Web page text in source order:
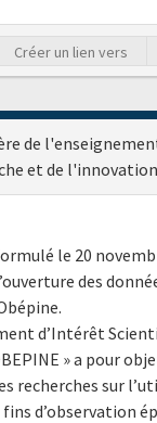
Créer un lien vers
de
et de l'innovation
le 20
des
d’Intérêt
» a pour
recherches sur
fins d’observation